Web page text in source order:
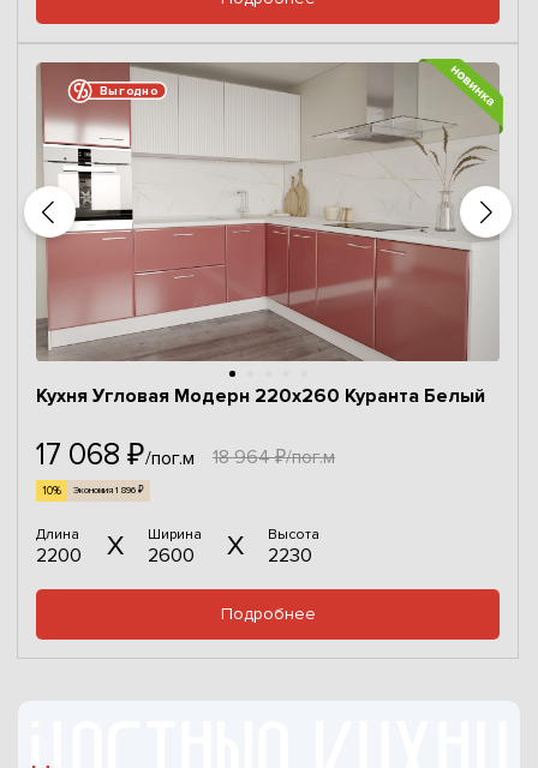
Выгодно
Кухня Угловая Модерн 220х260 Куранта Белый
17 068 ₽/пог.м 18 964 ₽/пог.м
10% Экономия 1 896 ₽
Длина
2200
Ширина
2600
Высота
2230
Подробнее